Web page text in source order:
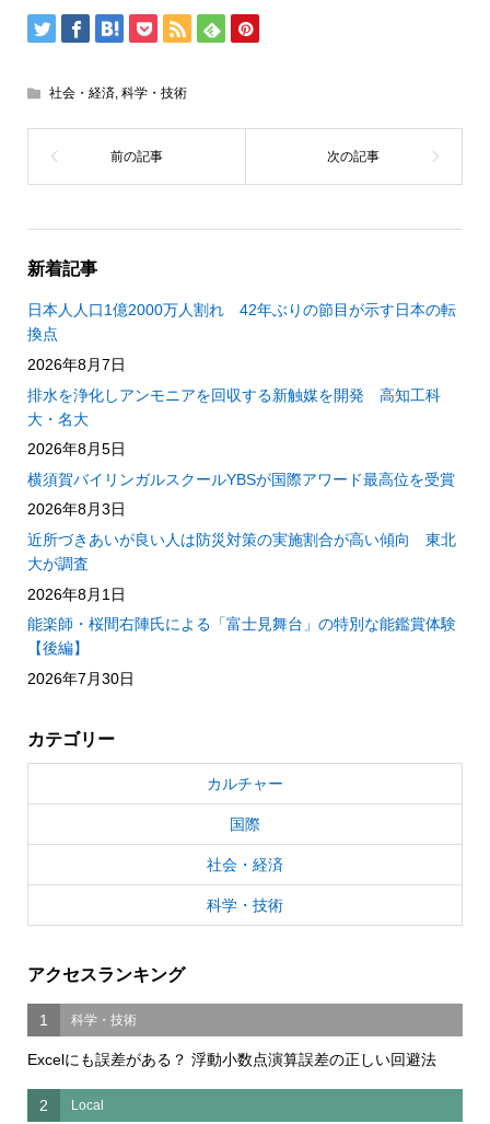
社会・経済, 科学・技術
新着記事
日本人人口1億2000万人割れ 42年ぶりの節目が示す日本の転
換点
2026年8月7日
排水を浄化しアンモニアを回収する新触媒を開発 高知工科
大・名大
2026年8月5日
横須賀バイリンガルスクールYBSが国際アワード最高位を受賞
2026年8月3日
近所づきあいが良い人は防災対策の実施割合が高い傾向 東北
大が調査
2026年8月1日
能楽師・桜間右陣氏による「富士見舞台」の特別な能鑑賞体験
【後編】
2026年7月30日
カテゴリー
カルチャー
国際
社会・経済
科学・技術
アクセスランキング
1 科学・技術
Excelにも誤差がある？ 浮動小数点演算誤差の正しい回避法
2 Local